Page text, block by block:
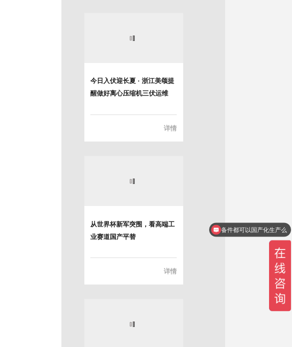
今日入伏迎长夏 · 浙江美颂提
醒做好离心压缩机三伏运维
详情
从世界杯新军突围，看高端工
业赛道国产平替
详情
备件都可以国产化生产么